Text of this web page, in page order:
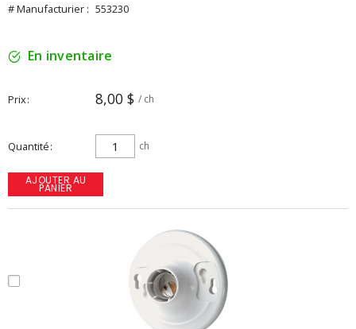
# Manufacturier : 553230
En inventaire
Prix 8,00 $ / ch
Quantité ch
AJOUTER AU
PANIER